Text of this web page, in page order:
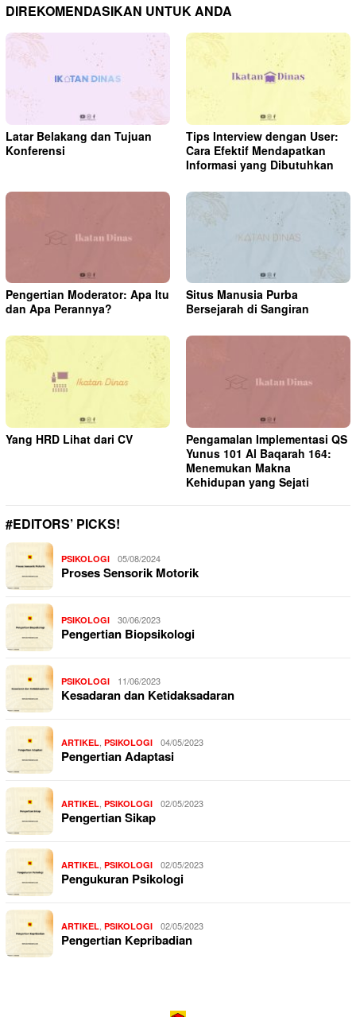
DIREKOMENDASIKAN UNTUK ANDA
Latar Belakang dan Tujuan
Konferensi
Tips Interview dengan User:
Cara Efektif Mendapatkan
Informasi yang Dibutuhkan
Pengertian Moderator: Apa Itu
dan Apa Perannya?
Situs Manusia Purba
Bersejarah di Sangiran
Yang HRD Lihat dari CV
Pengamalan Implementasi QS
Yunus 101 Al Baqarah 164:
Menemukan Makna
Kehidupan yang Sejati
#EDITORS’ PICKS!
PSIKOLOGI 05/08/2024
Proses Sensorik Motorik
PSIKOLOGI 30/06/2023
Pengertian Biopsikologi
PSIKOLOGI 11/06/2023
Kesadaran dan Ketidaksadaran
ARTIKEL, PSIKOLOGI 04/05/2023
Pengertian Adaptasi
ARTIKEL, PSIKOLOGI 02/05/2023
Pengertian Sikap
ARTIKEL, PSIKOLOGI 02/05/2023
Pengukuran Psikologi
ARTIKEL, PSIKOLOGI 02/05/2023
Pengertian Kepribadian